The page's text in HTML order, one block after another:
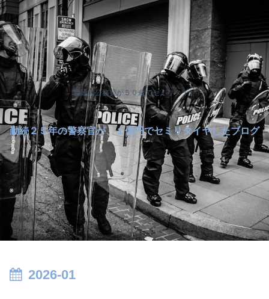
普通の公務員が５０歳でセミリタイヤ
勤続２５年の警察官が、１億円でセミリタイヤしたブログ
2026-01